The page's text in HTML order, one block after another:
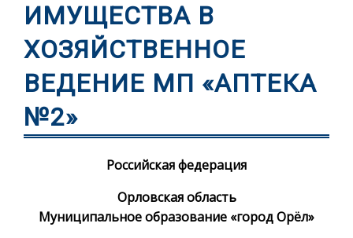
ИМУЩЕСТВА В
ХОЗЯЙСТВЕННОЕ
ВЕДЕНИЕ МП «АПТЕКА
№2»
Российская федерация
Орловская область
Муниципальное образование «город Орёл»